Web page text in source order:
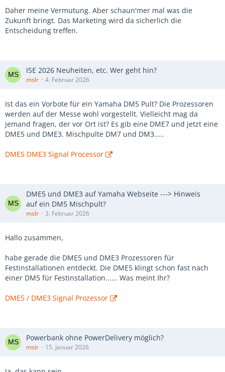
Daher meine Vermutung. Aber schaun'mer mal was die
Zukunft bringt. Das Marketing wird da sicherlich die
Entscheidung treffen.
ISE 2026 Neuheiten, etc. Wer geht hin?
mslr 4. Februar 2026
Ist das ein Vorbote für ein Yamaha DM5 Pult? Die Prozessoren
werden auf der Messe wohl vorgestellt. Vielleicht mag da
jemand fragen, der vor Ort ist? Es gib eine DME7 und jetzt eine
DME5 und DME3. Mischpulte DM7 und DM3.....
DME5 DME3 Signal Processor
DME5 und DME3 auf Yamaha Webseite ---> Hinweis
auf ein DM5 Mischpult?
mslr 3. Februar 2026
Hallo zusammen,
habe gerade die DME5 und DME3 Prozessoren für
Festinstallationen entdeckt. Die DME5 klingt schon fast nach
einer DM5 für Festinstallation...... Was meint Ihr?
DME5 / DME3 Signal Prozessor
Powerbank ohne PowerDelivery möglich?
mslr 15. Januar 2026